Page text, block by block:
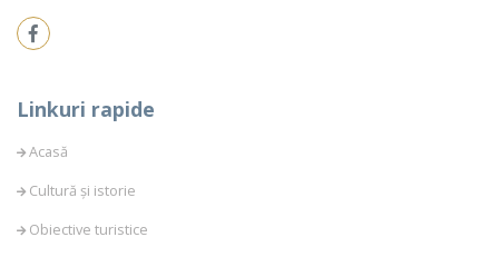
Linkuri rapide
Acasă
Cultură și istorie
Obiective turistice